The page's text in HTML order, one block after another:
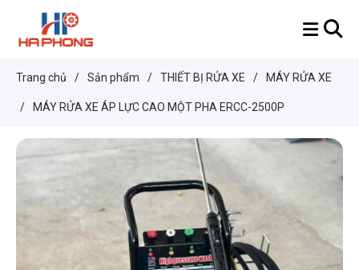
Trang chủ / Sản phẩm / THIẾT BỊ RỬA XE / MÁY RỬA XE
/ MÁY RỬA XE ÁP LỰC CAO MỘT PHA ERCC-2500P